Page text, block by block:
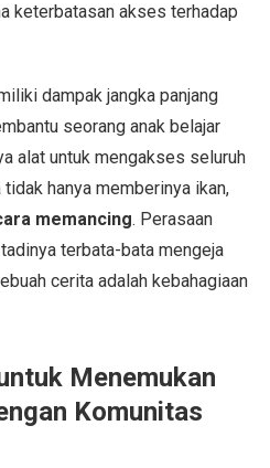
keterbatasan akses terhadap
dampak jangka panjang
seorang anak belajar
alat untuk mengakses seluruh
hanya memberinya ikan,
memancing. Perasaan
terbata-bata mengeja
cerita adalah kebahagiaan
Menemukan
Komunitas